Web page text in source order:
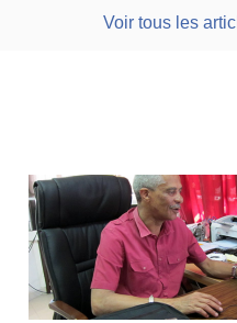
Voir tous les